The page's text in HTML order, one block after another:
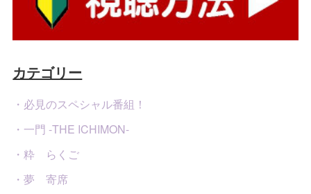
カテゴリー
・必見のスペシャル番組！
・一門 -THE ICHIMON-
・粋 らくご
・夢 寄席